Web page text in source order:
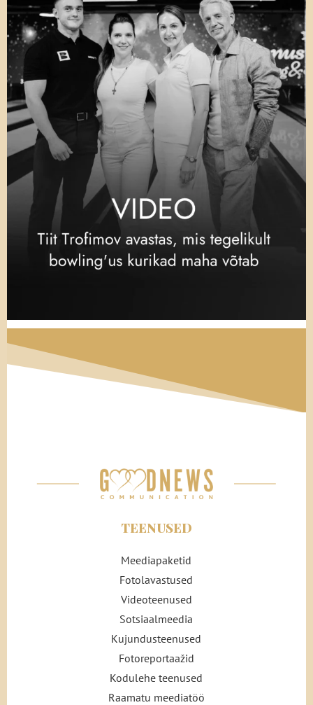
TEENUSED
Meediapaketid
Fotolavastused
Videoteenused
Sotsiaalmeedia
Kujundusteenused
Fotoreportaažid
Kodulehe teenused
Raamatu meediatöö